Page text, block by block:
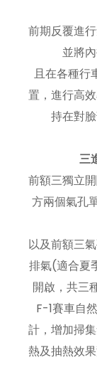
前期反覆進
並將
且在各種行
置，進行高
持在對
三
前額三獨立
方兩個氣孔
以及前額三
排氣(適合夏
開啟，共三
F-1賽車自
計，增加掃
熱及抽熱效